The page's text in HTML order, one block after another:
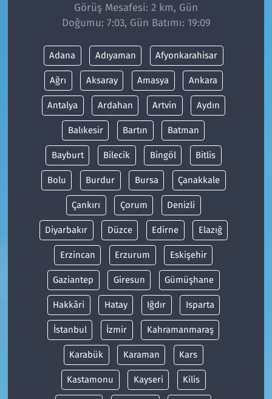
Görüş Mesafesi: 2 km, Gün
Doğumu: 7:03, Gün Batımı: 19:09
Adana Adıyaman Afyonkarahisar
Ağrı Aksaray Amasya Ankara
Antalya Ardahan Artvin Aydın
Balıkesir Bartın Batman
Bayburt Bilecik Bingöl Bitlis
Bolu Burdur Bursa Çanakkale
Çankırı Çorum Denizli
Diyarbakır Düzce Edirne Elazığ
Erzincan Erzurum Eskişehir
Gaziantep Giresun Gümüşhane
Hakkâri Hatay Iğdır Isparta
İstanbul İzmir Kahramanmaraş
Karabük Karaman Kars
Kastamonu Kayseri Kilis